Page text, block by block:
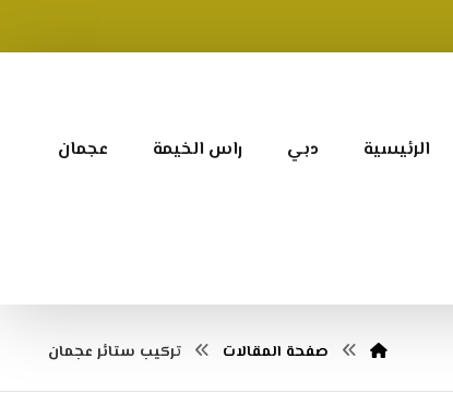
الرئيسية دبي راس الخيمة عجمان
صفحة المقالات تركيب ستائر عجمان